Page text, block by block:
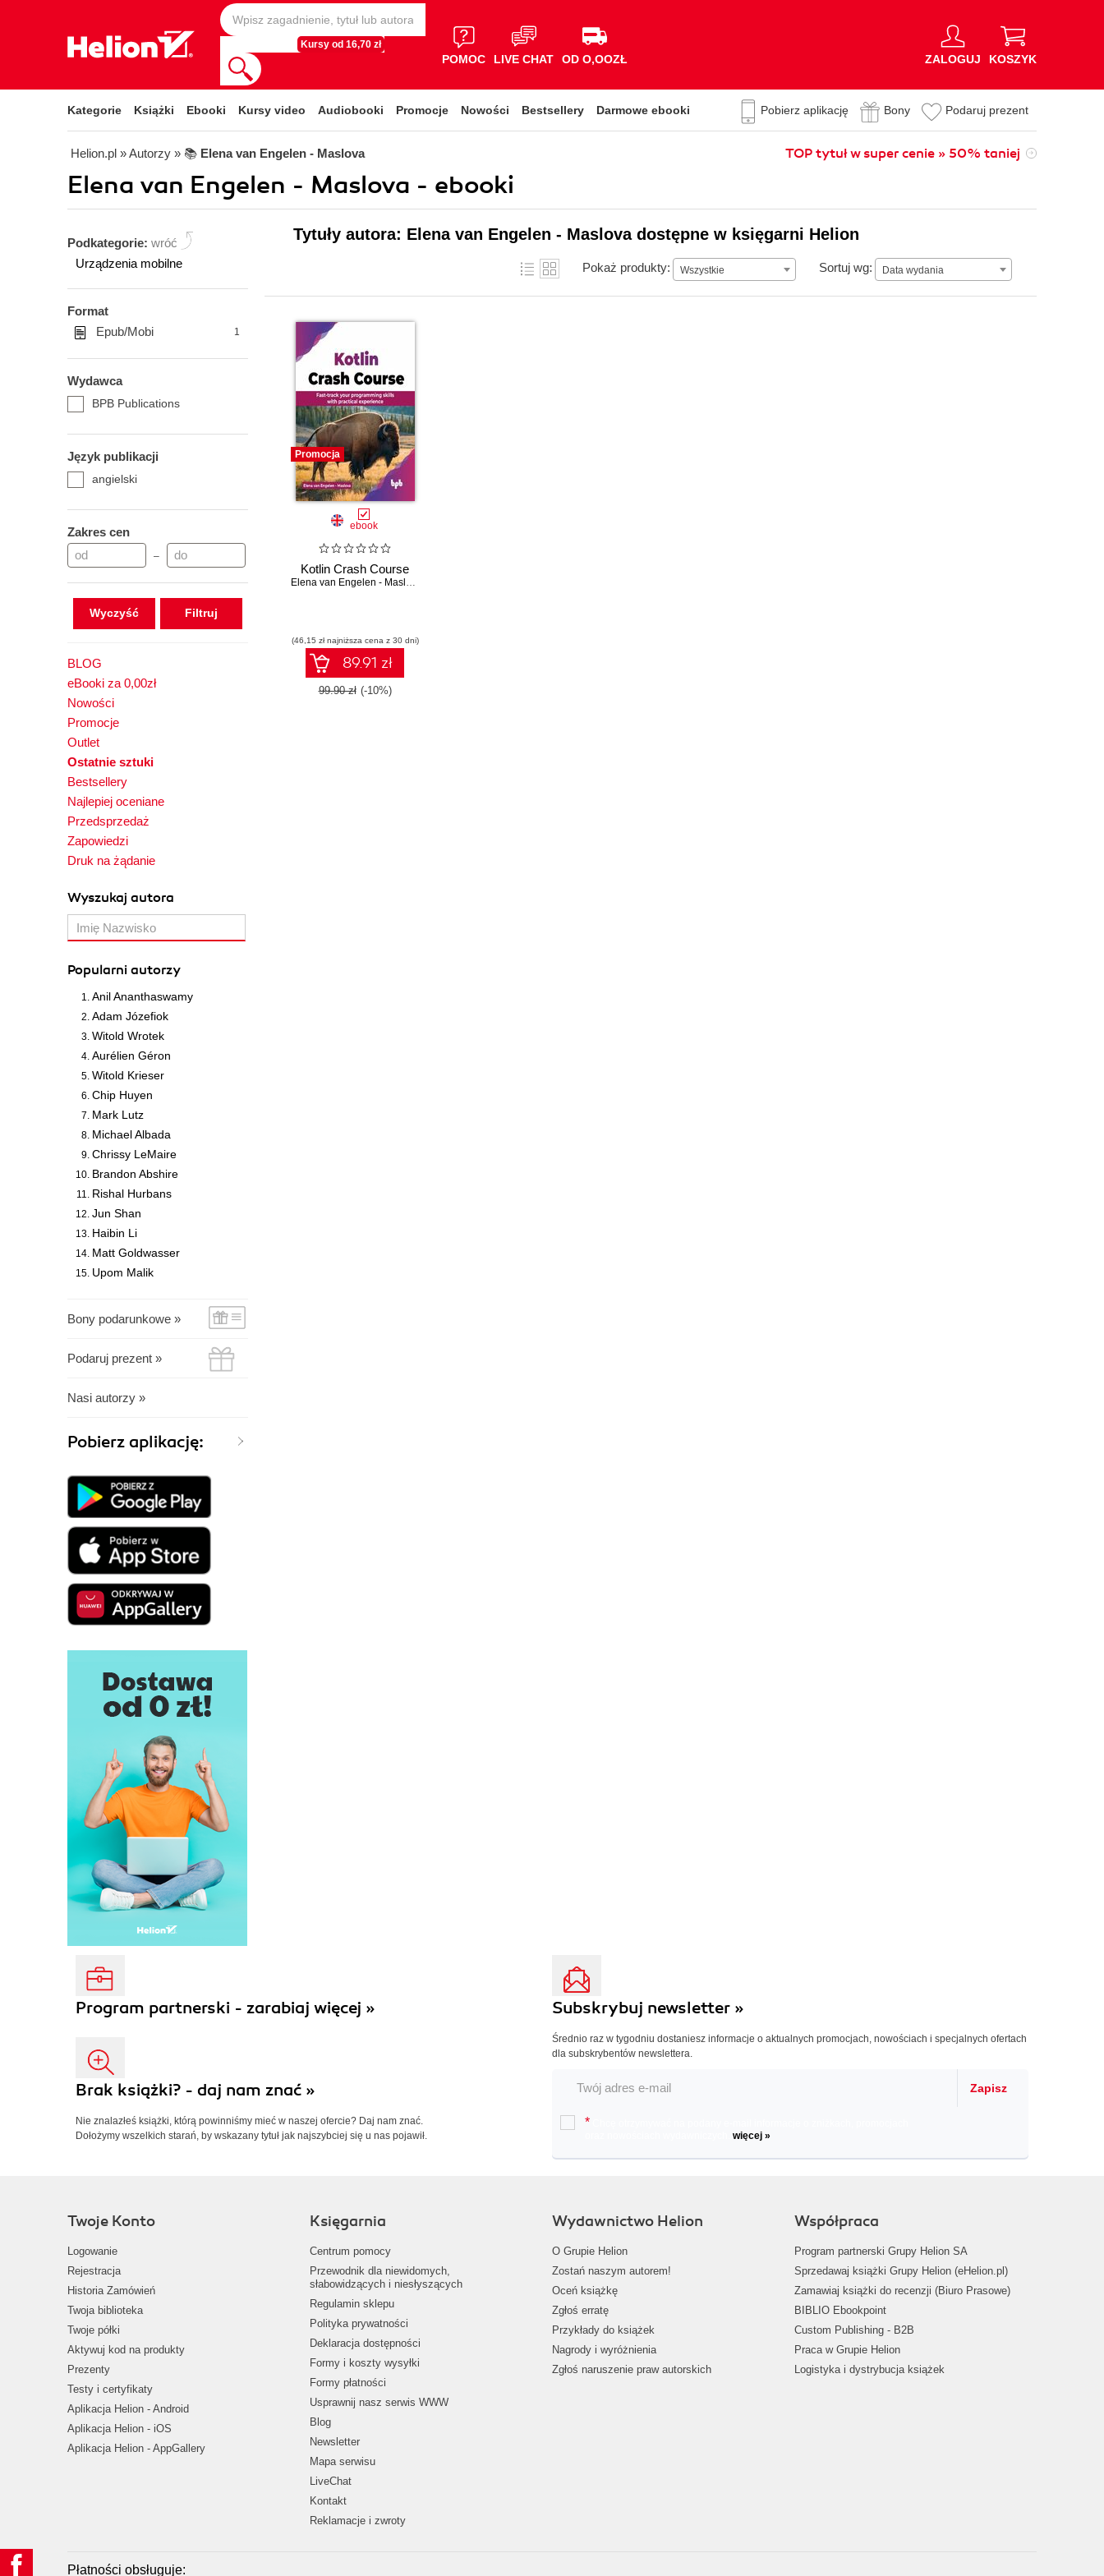
Kursy od 16,70 zł
POMOC LIVE CHAT OD O,OOZŁ ZALOGUJ KOSZYK
Kategorie Książki Ebooki Kursy video Audiobooki Promocje Nowości Bestsellery Darmowe ebooki Pobierz aplikację Bony Podaruj prezent
Helion.pl » Autorzy » 📚 Elena van Engelen - Maslova TOP tytuł w super cenie » 50% taniej
Elena van Engelen - Maslova - ebooki
Podkategorie: wróć
Urządzenia mobilne
Format
Epub/Mobi
1
Wydawca
BPB Publications
Język publikacji
angielski
Zakres cen
–
Wyczyść
BLOG
eBooki za 0,00zł
Nowości
Promocje
Outlet
Ostatnie sztuki
Bestsellery
Najlepiej oceniane
Przedsprzedaż
Zapowiedzi
Druk na żądanie
Wyszukaj autora
Popularni autorzy
Anil Ananthaswamy
Adam Józefiok
Witold Wrotek
Aurélien Géron
Witold Krieser
Chip Huyen
Mark Lutz
Michael Albada
Chrissy LeMaire
Brandon Abshire
Rishal Hurbans
Jun Shan
Haibin Li
Matt Goldwasser
Upom Malik
Bony podarunkowe »
Podaruj prezent »
Nasi autorzy »
Pobierz aplikację:
Tytuły autora: Elena van Engelen - Maslova dostępne w księgarni Helion
Pokaż produkty: Wszystkie Sortuj wg: Data wydania
Data wydania
Promocja
ebook
Kotlin Crash Course
Elena van Engelen - Maslova
(46,15 zł najniższa cena z 30 dni)
89.91 zł
99.90 zł (-10%)
Program partnerski - zarabiaj więcej »
Brak książki? - daj nam znać »
Nie znalazłeś książki, którą powinniśmy mieć w naszej ofercie? Daj nam znać.
Dołożymy wszelkich starań, by wskazany tytuł jak najszybciej się u nas pojawił.
Subskrybuj newsletter »
Średnio raz w tygodniu dostaniesz informacje o aktualnych promocjach, nowościach i specjalnych ofertach
dla subskrybentów newslettera.
Zapisz
*
więcej »
Twoje Konto
Logowanie
Rejestracja
Historia Zamówień
Twoja biblioteka
Twoje półki
Aktywuj kod na produkty
Prezenty
Testy i certyfikaty
Aplikacja Helion - Android
Aplikacja Helion - iOS
Aplikacja Helion - AppGallery
Księgarnia
Centrum pomocy
Przewodnik dla niewidomych,
słabowidzących i niesłyszących
Regulamin sklepu
Polityka prywatności
Deklaracja dostępności
Formy i koszty wysyłki
Formy płatności
Usprawnij nasz serwis WWW
Blog
Newsletter
Mapa serwisu
LiveChat
Kontakt
Reklamacje i zwroty
Wydawnictwo Helion
O Grupie Helion
Zostań naszym autorem!
Oceń książkę
Zgłoś erratę
Przykłady do książek
Nagrody i wyróżnienia
Zgłoś naruszenie praw autorskich
Współpraca
Program partnerski Grupy Helion SA
Sprzedawaj książki Grupy Helion (eHelion.pl)
Zamawiaj książki do recenzji (Biuro Prasowe)
BIBLIO Ebookpoint
Custom Publishing - B2B
Praca w Grupie Helion
Logistyka i dystrybucja książek
Płatności obsługuje: